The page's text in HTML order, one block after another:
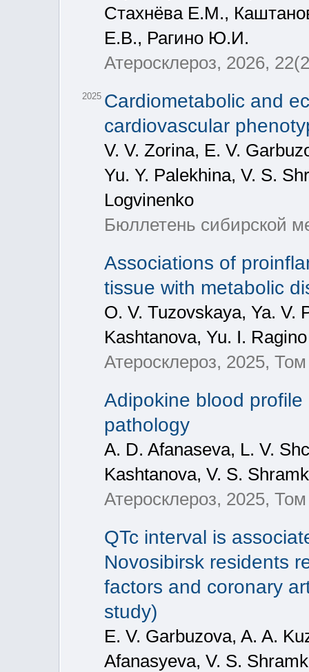
Стахнёва Е.М.,
Е.В., Рагино Ю.И.
Атеросклероз, 2026,
2025 Cardiometabolic and
cardiovascular
V. V. Zorina, E. V.
Yu. Y. Palekhina, V. S.
Logvinenko
Бюллетень сибирской
Associations of
tissue with metabolic
O. V. Tuzovskaya, Ya. V.
Kashtanova, Yu. I. Ragino
Атеросклероз, 2025,
Adipokine blood
pathology
A. D. Afanaseva, L. V.
Kashtanova, V. S.
Атеросклероз, 2025,
QTc interval is
Novosibirsk residents
factors and coronary
study)
E. V. Garbuzova, A. A.
Afanasyeva, V. S.